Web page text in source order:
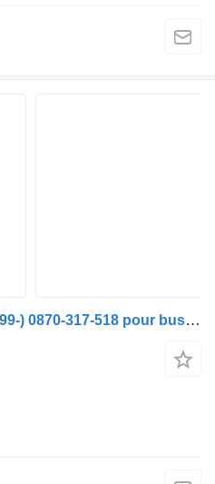
Demi-essieu ZF Urbin (01.99-) 0870-317-518 pour bus Solaris Urbino, Alpino, Vacanza (1999-)